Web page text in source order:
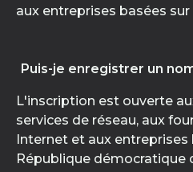
aux entreprises basées
Puis-je enregistrer un
L'inscription est ouverte
services de réseau, aux
Internet et aux entreprises
République démocratique